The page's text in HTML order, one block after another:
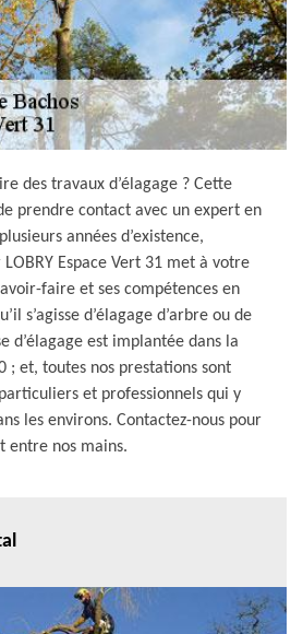
des travaux d’élagage ? Cette
prendre contact avec un expert en
années d’existence,
LOBRY Espace Vert 31 met à votre
faire et ses compétences en
s’agisse d’élagage d’arbre ou de
d’élagage est implantée dans la
; et, toutes nos prestations sont
et professionnels qui y
les environs. Contactez-nous pour
entre nos mains.